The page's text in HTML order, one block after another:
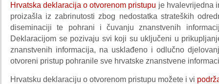
Hrvatska deklaracija o otvorenom pristupu je hvalevrijedna
proizašla iz zabrinutosti zbog nedostatka strateških
diseminaciji te pohrani i čuvanju znanstvenih
Deklaracijom se pozivaju svi koji su uključeni u
znanstvenih informacija, na usklađeno i odlučno
otvoreni pristup pohranile sve hrvatske znanstvene
Hrvatsku deklaraciju o otvorenom pristupu možete i vi